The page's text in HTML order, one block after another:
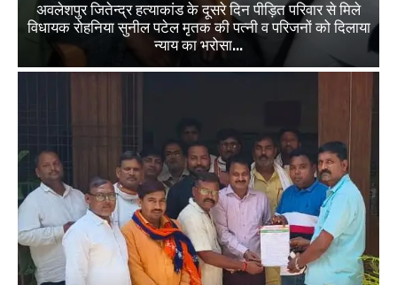
अवलेशपुर जितेन्द्र हत्याकांड के दूसरे दिन पीड़ित परिवार से मिले
विधायक रोहनिया सुनील पटेल मृतक की पत्नी व परिजनों को दिलाया
न्याय का भरोसा...